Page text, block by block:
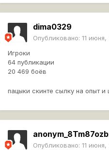
dima0329
Опубликовано: 11 июня,
Игроки
64 публикации
20 469 боёв
пацыки скинте сылку на опыт и
Опубликовано: 11 июня,